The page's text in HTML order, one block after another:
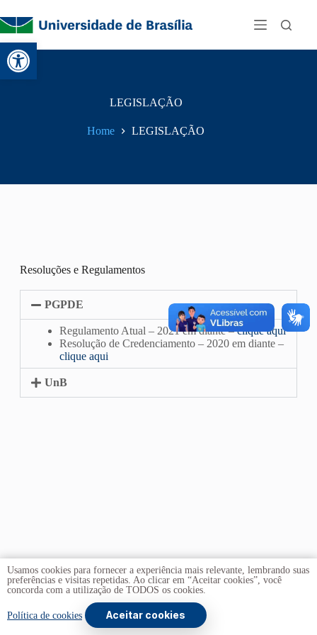
Abrir a barra de ferramentas
LEGISLAÇÃO
Home LEGISLAÇÃO
Resoluções e Regulamentos
PGPDE
Regulamento Atual – 2021 em diante –clique aqui
Resolução de Credenciamento – 2020 em diante –
clique aqui
UnB
Copyright © 2026 - Universidade de Brasília
. Todos os direitos
Usamos cookies para fornecer a experiência mais relevante, lembrando suas
preferências e visitas repetidas. Ao clicar em “Aceitar cookies”, você
concorda com a utilização de TODOS os cookies.
Política de cookies Aceitar cookies